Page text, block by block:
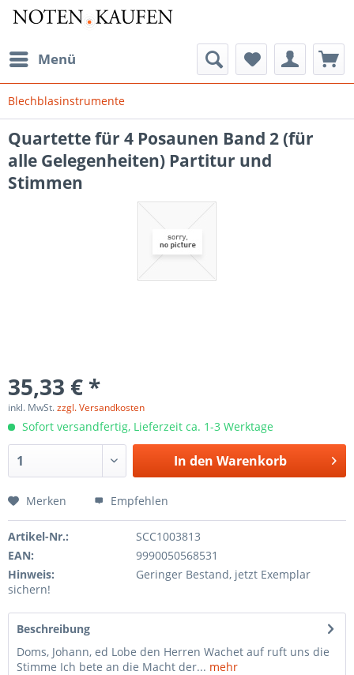
Menü
Blechblasinstrumente
Quartette für 4 Posaunen Band 2 (für
alle Gelegenheiten) Partitur und
Stimmen
35,33 € *
inkl. MwSt.zzgl. Versandkosten
Sofort versandfertig, Lieferzeit ca. 1-3 Werktage
In den Warenkorb
Merken Empfehlen
Artikel-Nr.:
SCC1003813
EAN:
9990050568531
Hinweis:
Geringer Bestand, jetzt Exemplar
sichern!
Beschreibung
Doms, Johann, ed Lobe den Herren Wachet auf ruft uns die
Stimme Ich bete an die Macht der... mehr